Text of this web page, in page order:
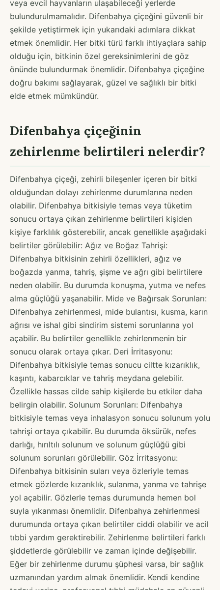
veya evcil hayvanların ulaşabileceği yerlerde
bulundurulmamalıdır. Difenbahya çiçeğini güvenli bir
şekilde yetiştirmek için yukarıdaki adımlara dikkat
etmek önemlidir. Her bitki türü farklı ihtiyaçlara sahip
olduğu için, bitkinin özel gereksinimlerini de göz
önünde bulundurmak önemlidir. Difenbahya çiçeğine
doğru bakımı sağlayarak, güzel ve sağlıklı bir bitki
elde etmek mümkündür.
Difenbahya çiçeğinin
zehirlenme belirtileri nelerdir?
Difenbahya çiçeği, zehirli bileşenler içeren bir bitki
olduğundan dolayı zehirlenme durumlarına neden
olabilir. Difenbahya bitkisiyle temas veya tüketim
sonucu ortaya çıkan zehirlenme belirtileri kişiden
kişiye farklılık gösterebilir, ancak genellikle aşağıdaki
belirtiler görülebilir: Ağız ve Boğaz Tahrişi:
Difenbahya bitkisinin zehirli özellikleri, ağız ve
boğazda yanma, tahriş, şişme ve ağrı gibi belirtilere
neden olabilir. Bu durumda konuşma, yutma ve nefes
alma güçlüğü yaşanabilir. Mide ve Bağırsak Sorunları:
Difenbahya zehirlenmesi, mide bulantısı, kusma, karın
ağrısı ve ishal gibi sindirim sistemi sorunlarına yol
açabilir. Bu belirtiler genellikle zehirlenmenin bir
sonucu olarak ortaya çıkar. Deri İrritasyonu:
Difenbahya bitkisiyle temas sonucu ciltte kızarıklık,
kaşıntı, kabarcıklar ve tahriş meydana gelebilir.
Özellikle hassas cilde sahip kişilerde bu etkiler daha
belirgin olabilir. Solunum Sorunları: Difenbahya
bitkisiyle temas veya inhalasyon sonucu solunum yolu
tahrişi ortaya çıkabilir. Bu durumda öksürük, nefes
darlığı, hırıltılı solunum ve solunum güçlüğü gibi
solunum sorunları görülebilir. Göz İrritasyonu:
Difenbahya bitkisinin suları veya özleriyle temas
etmek gözlerde kızarıklık, sulanma, yanma ve tahrişe
yol açabilir. Gözlerle temas durumunda hemen bol
suyla yıkanması önemlidir. Difenbahya zehirlenmesi
durumunda ortaya çıkan belirtiler ciddi olabilir ve acil
tıbbi yardım gerektirebilir. Zehirlenme belirtileri farklı
şiddetlerde görülebilir ve zaman içinde değişebilir.
Eğer bir zehirlenme durumu şüphesi varsa, bir sağlık
uzmanından yardım almak önemlidir. Kendi kendine